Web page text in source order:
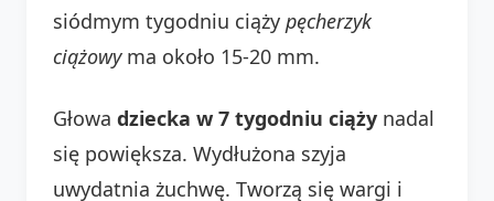
siódmym tygodniu ciąży pęcherzyk
ciążowyma około 15-20 mm.
Głowa dziecka w 7 tygodniu ciąży nadal
się powiększa. Wydłużona szyja
uwydatnia żuchwę. Tworzą się wargi i